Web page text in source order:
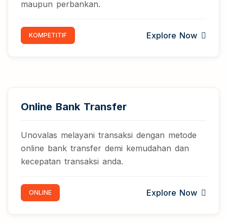
maupun perbankan.
KOMPETITIF Explore Now
Online Bank Transfer
Unovalas melayani transaksi dengan metode
online bank transfer demi kemudahan dan
kecepatan transaksi anda.
ONLINE Explore Now